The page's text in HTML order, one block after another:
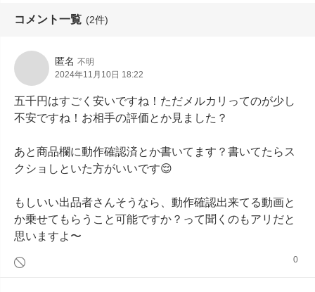
コメント一覧 (2件)
匿名 不明
2024年11月10日 18:22
五千円はすごく安いですね！ただメルカリってのが少し
不安ですね！お相手の評価とか見ました？
あと商品欄に動作確認済とか書いてます？書いてたらス
クショしといた方がいいです😌
もしいい出品者さんそうなら、動作確認出来てる動画と
か乗せてもらうこと可能ですか？って聞くのもアリだと
思いますよ〜
0